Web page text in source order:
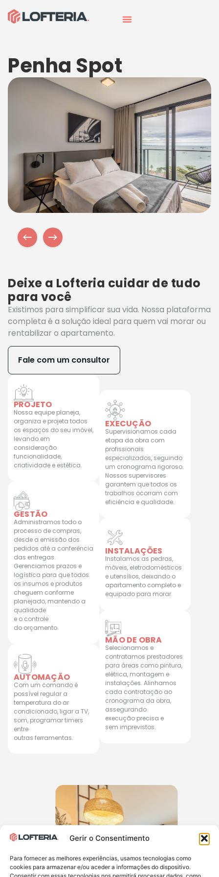
Gerir o Consentimento
Para fornecer as melhores experiências, usamos tecnologias como
cookies para armazenar e/ou aceder a informações do dispositivo.
Penha Spot
Deixe a Lofteria cuidar de tudo
para você
Existimos para simplificar sua vida. Nossa plataforma
completa é a solução ideal para quem vai morar ou
rentabilizar o apartamento.
Fale com um consultor
PROJETO
Nossa equipe planeja,
organiza e projeta todos
os espaços do seu imóvel,
levando em
consideração
funcionalidade,
criatividade e estética.
GESTÃO
Administramos todo o
processo de compras,
desde a emissão dos
pedidos até a conferência
das entregas.
Gerenciamos prazos e
logística para que todos
os insumos e produtos
cheguem conforme
planejado, mantendo a
qualidade
e o controle
do orçamento.
AUTOMAÇÃO
Com um comando é
possível regular a
temperatura do ar
condicionado, ligar a TV,
som, programar timers
entre
outras ferramentas.
EXECUÇÃO
Supervisionamos cada
etapa da obra com
profissionais
especializados, seguindo
um cronograma rigoroso.
Nossos supervisores
garantem que todos os
trabalhos ocorram com
eficiência e qualidade.
INSTALAÇÕES
Instalamos as pedras,
móveis, eletrodomésticos
e utensílios, deixando o
apartamento completo e
equipado para morar.
MÃO DE OBRA
Selecionamos e
contratamos prestadores
para áreas como pintura,
elétrica, montagem e
instalações. Alinhamos
cada contratação ao
cronograma da obra,
assegurando
execução precisa e
sem imprevistos.